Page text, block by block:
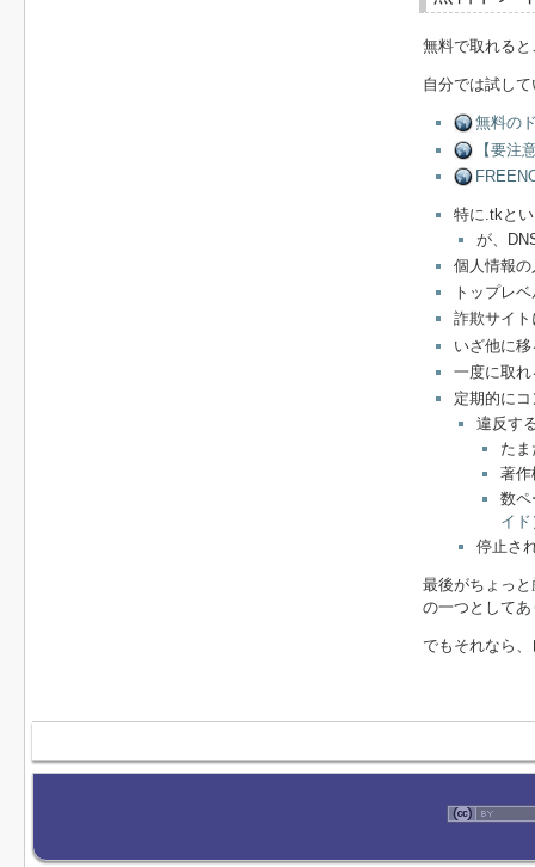
無料で取れる
自分では試し
無料の
【要注
特に.tkと
が、
個人情報
トップレ
詐欺サイ
いざ他に
一度に取
定期的に
違反す
た
著作
数
イド
停止さ
最後がちょっ
の一つとして
でもそれなら